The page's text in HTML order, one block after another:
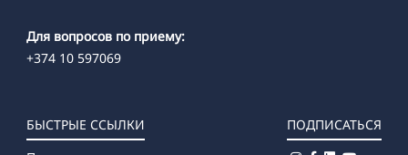
Для вопросов по приему:
+374 10 597069
БЫСТРЫЕ ССЫЛКИ
ПОДПИСАТЬСЯ